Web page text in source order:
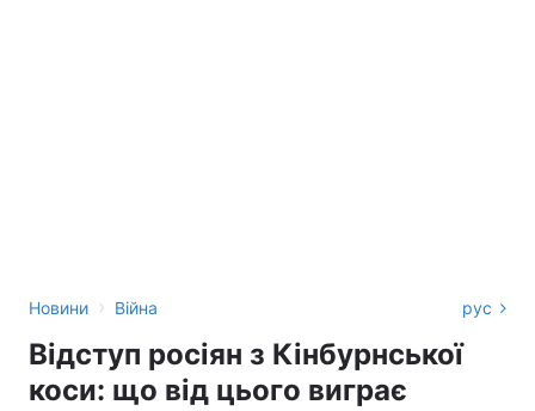
Новини › Війна рус
Відступ росіян з Кінбурнської
коси: що від цього виграє